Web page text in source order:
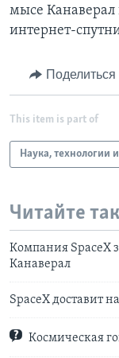
мысе Канаверал
интернет-
Поделиться
This item is part of
Наука, технологии
Читайте
Компания SpaceX
Канаверал
SpaceX доставит
Космическая